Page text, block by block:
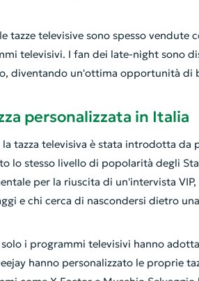
tazze televisive sono spesso
televisivi. I fan dei late-night sono
diventando un'ottima opportunità di
personalizzata in Italia
la tazza televisiva è stata introdotta da
lo stesso livello di popolarità degli
per la riuscita di un'intervista
e chi cerca di nascondersi dietro
solo i programmi televisivi hanno
hanno personalizzato le proprie